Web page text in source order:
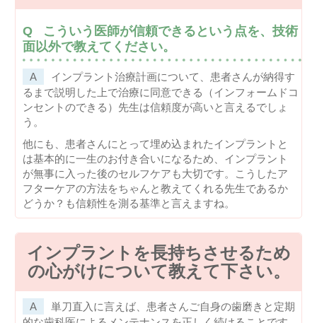
こういう医師が信頼できるという点を、技術
面以外で教えてください。
インプラント治療計画について、患者さんが納得す
るまで説明した上で治療に同意できる（インフォームドコ
ンセントのできる）先生は信頼度が高いと言えるでしょ
う。
他にも、患者さんにとって埋め込まれたインプラントと
は基本的に一生のお付き合いになるため、インプラント
が無事に入った後のセルフケアも大切です。こうしたア
フターケアの方法をちゃんと教えてくれる先生であるか
どうか？も信頼性を測る基準と言えますね。
インプラントを長持ちさせるため
の心がけについて教えて下さい。
単刀直入に言えば、患者さんご自身の歯磨きと定期